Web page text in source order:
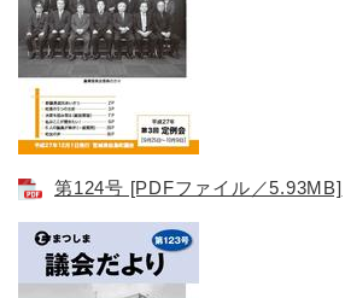
第124号 [PDFファイル／5.93MB]